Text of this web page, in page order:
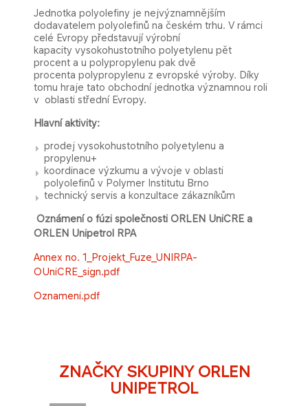
Jednotka polyolefiny je nejvýznamnějším
dodavatelem polyolefinů na českém trhu. V rámci
celé Evropy představují výrobní
kapacity vysokohustotního polyetylenu pět
procent a u polypropylen​u pak dvě
procenta polypropylenu z evropské výroby. Díky
tomu hraje tato obchodní jednotka významnou roli
v oblasti střední Evropy.
Hlavní aktivity:
prodej vysokohustotního polyetylenu a
propylenu+
koordinace výzkumu a vývoje v oblasti
polyolefinů v Polymer Institutu Brno
technický servis a konzultace zákazníkům
Oznámení o fúzi společnosti ORLEN UniCRE a
ORLEN Unipetrol RPA
Annex no. 1_Projekt_Fuze_UNIRPA-
OUniCRE_sign.pdf
Ozn​ameni.pdf
ZNAČKY SKUPINY ORLEN
UNIPETROL